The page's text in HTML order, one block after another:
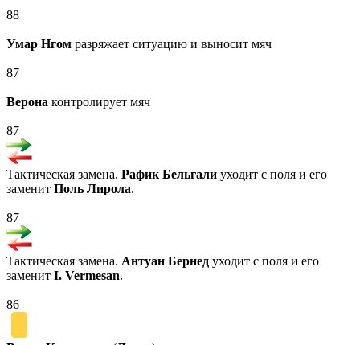
88
Умар Нгом разряжает ситуацию и выносит мяч
87
Верона контролирует мяч
87
Тактическая замена. Рафик Бельгали уходит с поля и его
заменит Поль Лирола.
87
Тактическая замена. Антуан Бернед уходит с поля и его
заменит I. Vermesan.
86